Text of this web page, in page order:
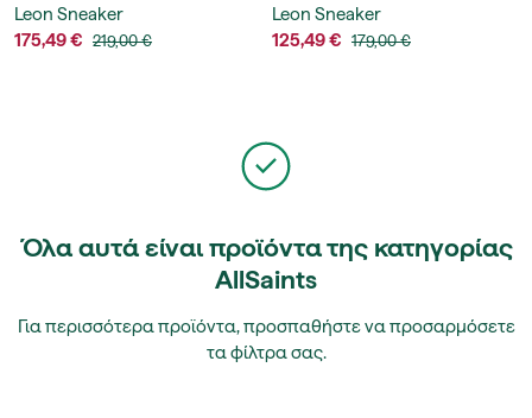
Leon Sneaker
175,49 € 219,00 €
Leon Sneaker
125,49 € 179,00 €
Όλα αυτά είναι προϊόντα της κατηγορίας
AllSaints
Για περισσότερα προϊόντα, προσπαθήστε να προσαρμόσετε
τα φίλτρα σας.